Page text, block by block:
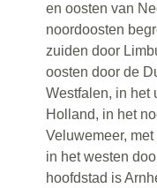
en oosten van
noordoosten
zuiden door
oosten door de
Westfalen, in het
Holland, in het
Veluwemeer,
in het westen
hoofdstad is